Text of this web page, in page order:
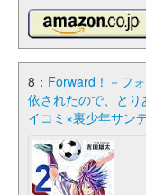
8： Forward！－フ
依されたので、と
イコミ×裏少年サン